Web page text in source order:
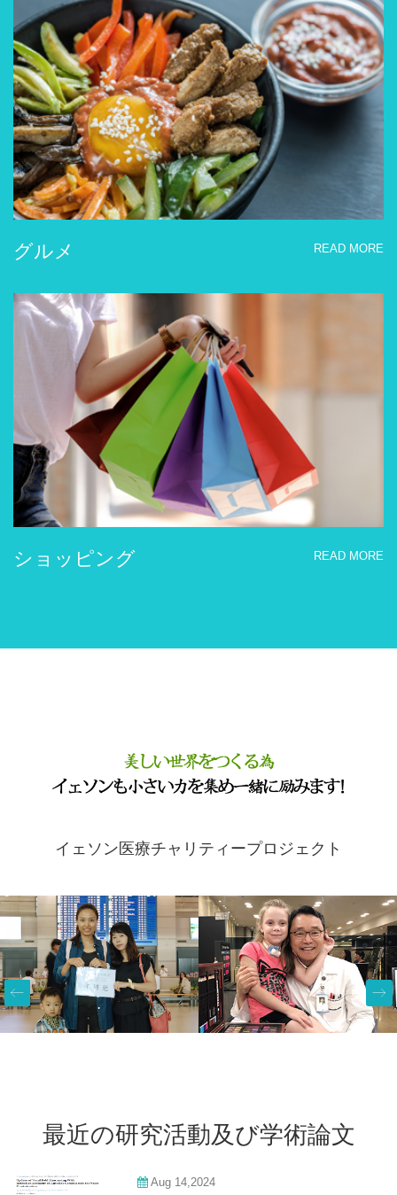
グルメ READ MORE
ショッピング READ MORE
イェソン医療チャリティープロジェクト
最近の研究活動及び学術論文
Aug 14,2024